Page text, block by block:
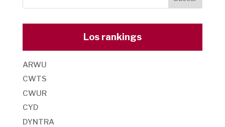
Los rankings
ARWU
CWTS
CWUR
CYD
DYNTRA